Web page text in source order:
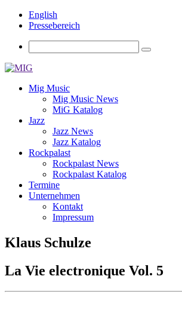
English
Pressebereich
Mig Music
Mig Music News
MiG Katalog
Jazz
Jazz News
Jazz Katalog
Rockpalast
Rockpalast News
Rockpalast Katalog
Termine
Unternehmen
Kontakt
Impressum
Klaus Schulze
La Vie electronique Vol. 5